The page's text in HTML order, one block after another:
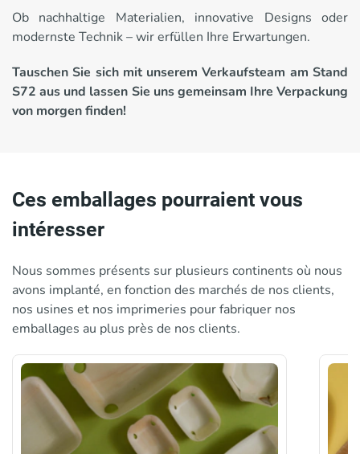
Ob nachhaltige Materialien, innovative Designs oder
modernste Technik – wir erfüllen Ihre Erwartungen.
Tauschen Sie sich mit unserem Verkaufsteam am Stand
S72 aus und lassen Sie uns gemeinsam Ihre Verpackung
von morgen finden!
Ces emballages pourraient vous
intéresser
Nous sommes présents sur plusieurs continents où nous
avons implanté, en fonction des marchés de nos clients,
nos usines et nos imprimeries pour fabriquer nos
emballages au plus près de nos clients.